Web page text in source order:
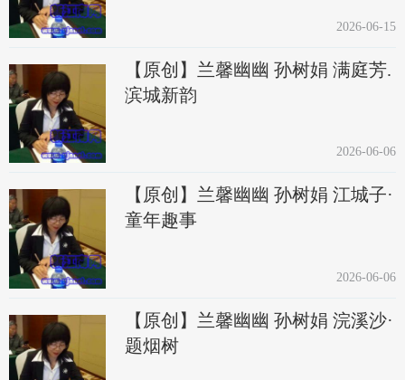
2026-06-15
【原创】兰馨幽幽 孙树娟 满庭芳.
滨城新韵
2026-06-06
【原创】兰馨幽幽 孙树娟 江城子·
童年趣事
2026-06-06
【原创】兰馨幽幽 孙树娟 浣溪沙·
题烟树